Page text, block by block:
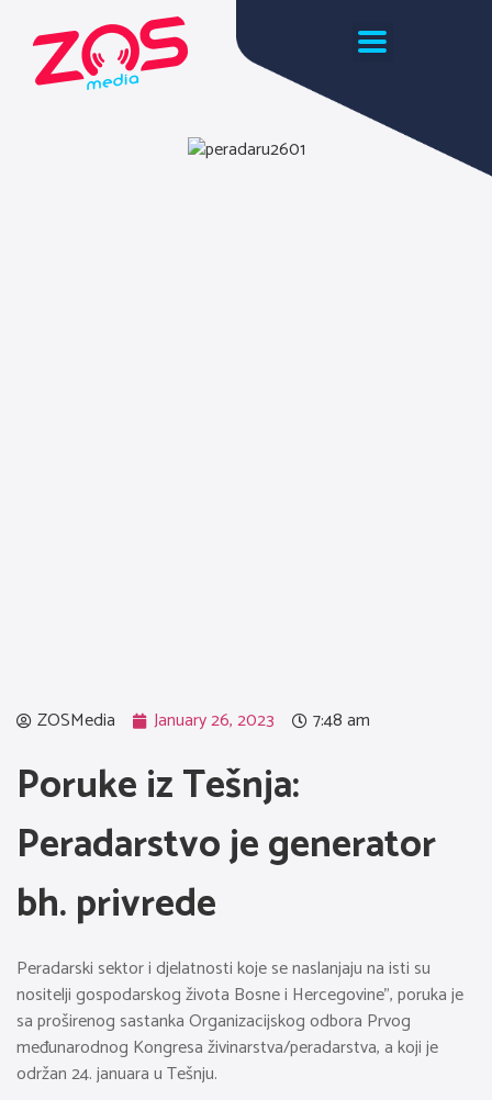
ZOSMedia January 26, 2023 7:48 am
Poruke iz Tešnja:
Peradarstvo je generator
bh. privrede
Peradarski sektor i djelatnosti koje se naslanjaju na isti su
nositelji gospodarskog života Bosne i Hercegovine”, poruka je
sa proširenog sastanka Organizacijskog odbora Prvog
međunarodnog Kongresa živinarstva/peradarstva, a koji je
održan 24. januara u Tešnju.